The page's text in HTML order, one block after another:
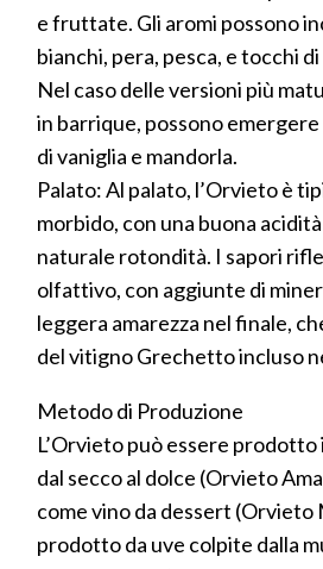
e fruttate. Gli aromi possono
bianchi, pera, pesca, e tocchi
Nel caso delle versioni più
in barrique, possono
di vaniglia e mandorla.
Palato: Al palato, l’Orvieto è
morbido, con una buona
naturale rotondità. I sapori
olfattivo, con aggiunte di
leggera amarezza nel finale,
del vitigno Grechetto incluso
Metodo di Produzione
L’Orvieto può essere
dal secco al dolce (Orvieto
come vino da dessert
prodotto da uve colpite dalla